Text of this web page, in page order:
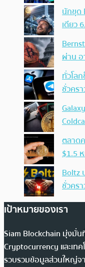
นักขุด
เดียว
ผ่าน อ
ทั่วโล
ชั่วคร
ตลาด
$1.5
Boltz
ชั่วคร
เป้าหมายของเรา
Siam Blockchain มุ่งมั่น
Cryptocurrency และเท
รวบรวมข้อมูลส่วนใหญ่จา